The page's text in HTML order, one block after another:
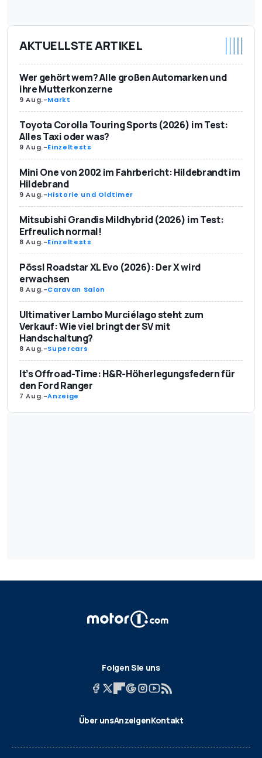
AKTUELLSTE ARTIKEL
Wer gehört wem? Alle großen Automarken und
ihre Mutterkonzerne
9 Aug.-Markt
Toyota Corolla Touring Sports (2026) im Test:
Alles Taxi oder was?
9 Aug.-Einzeltests
Mini One von 2002 im Fahrbericht: Hildebrandt im
Hildebrand
9 Aug.-Historie und Oldtimer
Mitsubishi Grandis Mildhybrid (2026) im Test:
Erfreulich normal!
8 Aug.-Einzeltests
Pössl Roadstar XL Evo (2026): Der X wird
erwachsen
8 Aug.-Caravan Salon
Ultimativer Lambo Murciélago steht zum
Verkauf: Wie viel bringt der SV mit
Handschaltung?
8 Aug.-Supercars
It’s Offroad-Time: H&R-Höherlegungsfedern für
den Ford Ranger
7 Aug.-Anzeige
Folgen Sie uns
Über unsAnzeigenKontakt